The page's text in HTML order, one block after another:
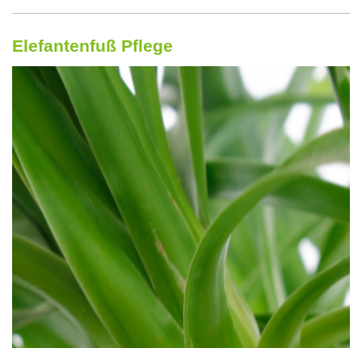
Elefantenfuß Pflege